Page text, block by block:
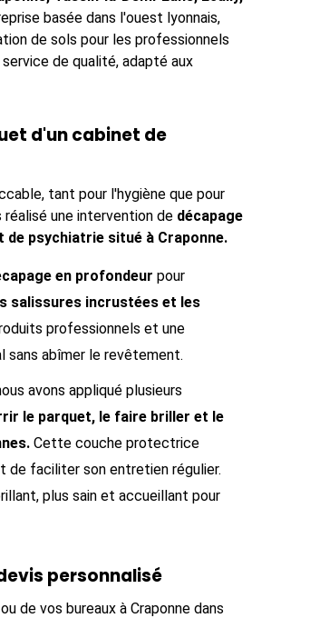
basée dans l'ouest lyonnais,
de sols pour les professionnels
de qualité, adapté aux
d'un cabinet de
tant pour l'hygiène que pour
réalisé une intervention de décapage
de psychiatrie situé à Craponne.
en profondeur pour
salissures incrustées et les
professionnels et une
sans abîmer le revêtement.
avons appliqué plusieurs
le parquet, le faire briller et le
Cette couche protectrice
de faciliter son entretien régulier.
plus sain et accueillant pour
personnalisé
de vos bureaux à Craponne dans